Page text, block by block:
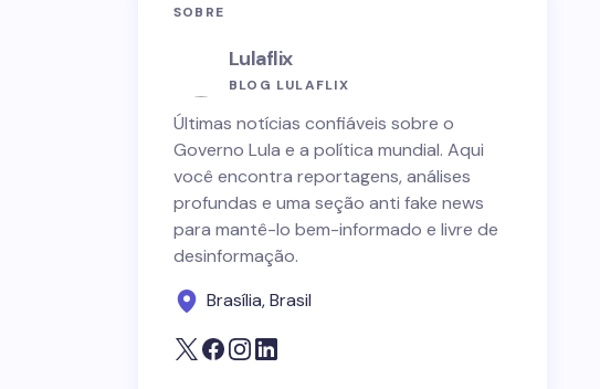
SOBRE
Lulaflix
BLOG LULAFLIX
Últimas notícias confiáveis sobre o
Governo Lula e a política mundial. Aqui
você encontra reportagens, análises
profundas e uma seção anti fake news
para mantê-lo bem-informado e livre de
desinformação.
Brasília, Brasil